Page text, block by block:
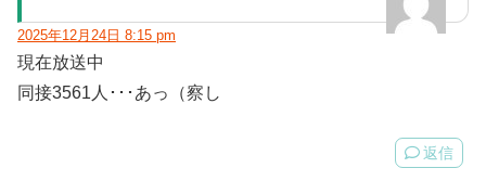
2025年12月24日 8:15 pm
現在放送中
同接3561人･･･あっ（察し
返信